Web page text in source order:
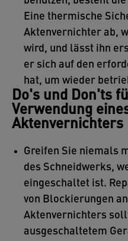
Eine thermische
Aktenvernichter ab,
wird, und lässt ihn
er sich auf den
hat, um wieder
Do's und Don'ts
Verwendung
Aktenvernichters
Greifen Sie niemals
des Schneidwerks,
eingeschaltet ist.
von Blockierungen
Aktenvernichters
ausgeschaltetem